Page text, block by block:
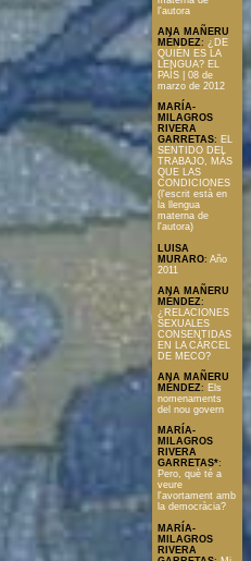
l'autora
ANA MAÑERU
MÉNDEZ: ¿DE
QUIÉN ES LA
LENGUA? EL
PAÍS | 08 de
marzo de 2012
MARÍA-
MILAGROS
RIVERA
GARRETAS: EL
SENTIDO DEL
TRABAJO, MÁS
QUE LAS
CONDICIONES
(l'escrit està en
la llengua
materna de
l'autora)
LUISA
MURARO: Año
2011
ANA MAÑERU
MÉNDEZ:
¿RELACIONES
SEXUALES
CONSENTIDAS
EN LA CÁRCEL
DE MECO?
ANA MAÑERU
MÉNDEZ: Els
nomenaments
del nou govern
MARÍA-
MILAGROS
RIVERA
GARRETAS*:
Pero, què té a
veure
l'avortament amb
la democràcia?
MARÍA-
MILAGROS
RIVERA